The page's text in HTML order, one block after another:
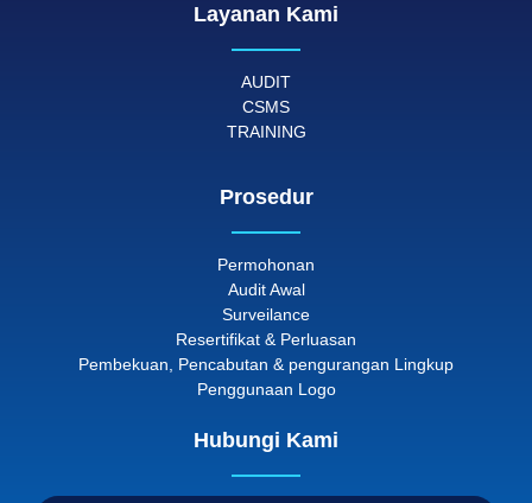
Layanan Kami
AUDIT
CSMS
TRAINING
Prosedur
Permohonan
Audit Awal
Surveilance
Resertifikat & Perluasan
Pembekuan, Pencabutan & pengurangan Lingkup
Penggunaan Logo
Hubungi Kami